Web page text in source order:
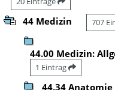
44 Medizin 707
44.00 Medizin:
1 Eintrag
44.34 Anatomie